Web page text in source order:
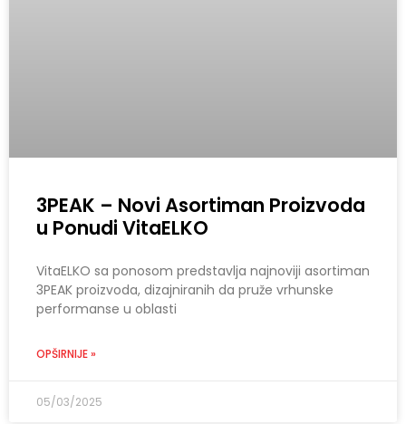
3PEAK – Novi Asortiman Proizvoda
u Ponudi VitaELKO
VitaELKO sa ponosom predstavlja najnoviji asortiman
3PEAK proizvoda, dizajniranih da pruže vrhunske
performanse u oblasti
OPŠIRNIJE »
05/03/2025